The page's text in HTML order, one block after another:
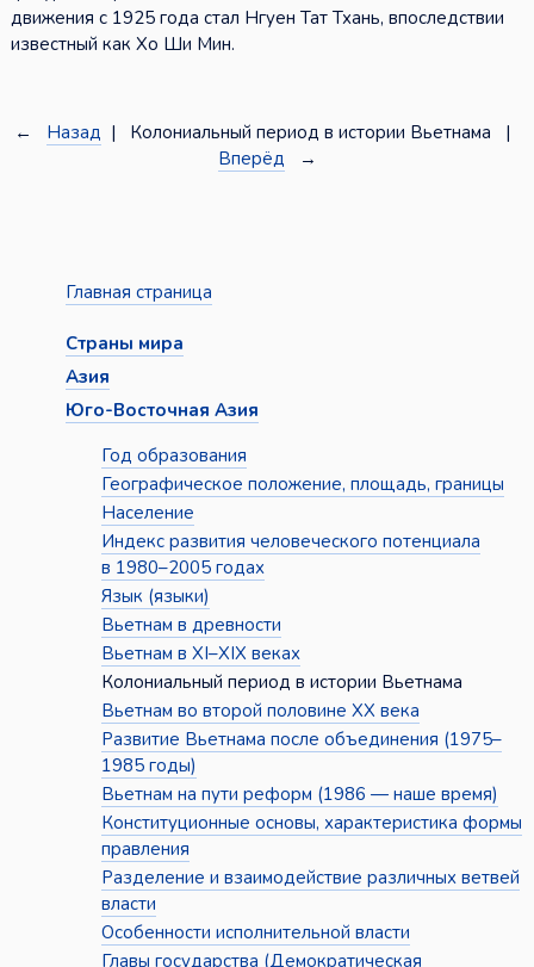
движения с 1925 года стал Нгуен Тат Тхань, впоследствии
известный как Хо Ши Мин.
← Назад | Колониальный период в истории Вьетнама |
Вперёд →
Главная страница
Страны мира
Азия
Юго-Восточная Азия
Год образования
Географическое положение, площадь, границы
Население
Индекс развития человеческого потенциала
в 1980–2005 годах
Язык (языки)
Вьетнам в древности
Вьетнам в XI–XIX веках
Колониальный период в истории Вьетнама
Вьетнам во второй половине XX века
Развитие Вьетнама после объединения (1975–
1985 годы)
Вьетнам на пути реформ (1986 — наше время)
Конституционные основы, характеристика формы
правления
Разделение и взаимодействие различных ветвей
власти
Особенности исполнительной власти
Главы государства (Демократическая